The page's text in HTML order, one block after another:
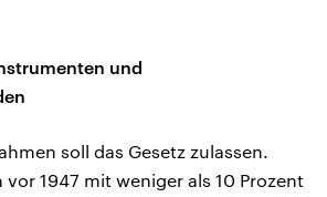
und
soll das Gesetz zulassen.
1947 mit weniger als 10 Prozent